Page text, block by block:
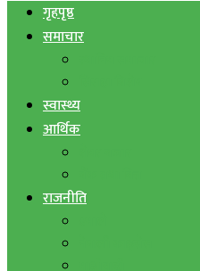
गृहपृष्ठ
समाचार
स्वास्थ्य
आर्थिक
राजनीति